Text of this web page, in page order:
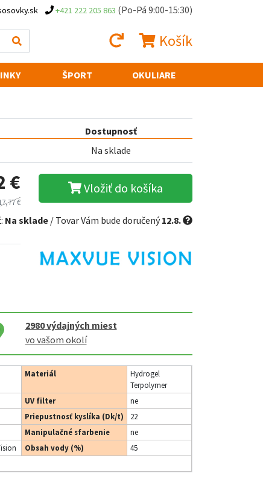
+421 222 205 863 (Po-Pá 9:00-15:30)
Košík
ŠPORT OKULIARE
Dostupnosť
Na sklade
€
€
Vložiť do košíka
Na sklade / Tovar Vám bude doručený12.8.
2980výdajných miest
vo vašom okolí
Materiál
Hydrogel
Terpolymer
UV filter
ne
Priepustnosť kyslíka (Dk/t)
22
Manipulačné sfarbenie
ne
Obsah vody (%)
45